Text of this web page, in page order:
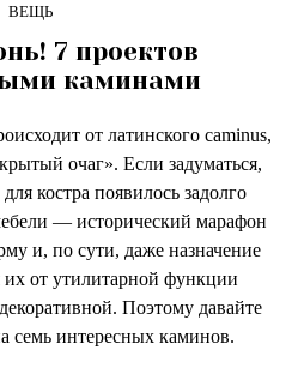
ВЕЩЬ
7 проектов
каминами
от латинского caminus,
очаг». Если задуматься,
костра появилось задолго
— исторический марафон
и, по сути, даже назначение
от утилитарной функции
Поэтому давайте
семь интересных каминов.